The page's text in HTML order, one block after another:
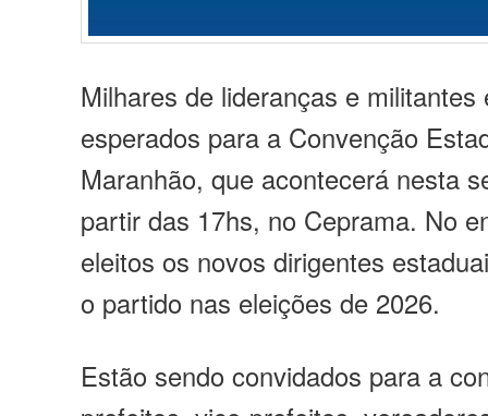
Milhares de lideranças e
esperados para a Convenção
Maranhão, que acontecerá nesta
partir das 17hs, no Ceprama. No
eleitos os novos dirigentes
o partido nas eleições de 2026.
Estão sendo convidados para a